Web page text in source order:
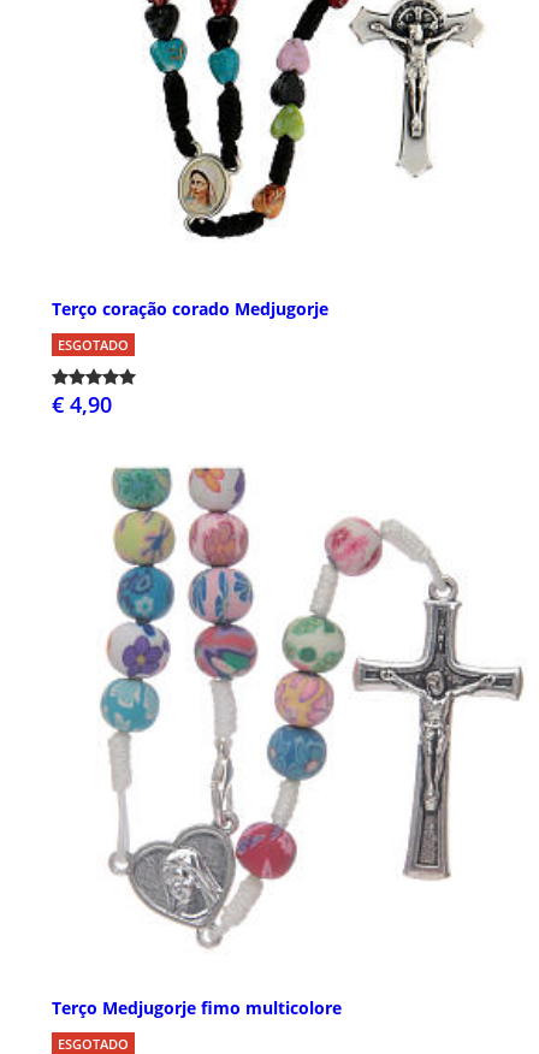
Terço coração corado Medjugorje
ESGOTADO
€ 4,90
Terço Medjugorje fimo multicolore
ESGOTADO